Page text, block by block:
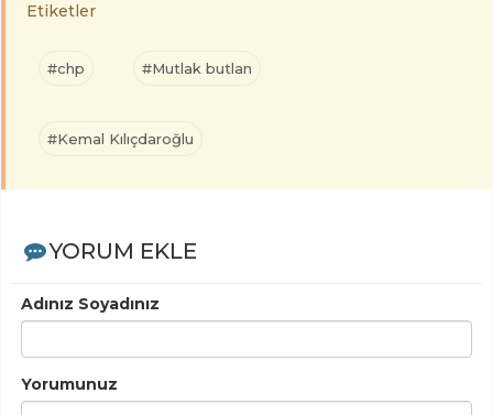
Etiketler
#chp #Mutlak butlan
#Kemal Kılıçdaroğlu
YORUM EKLE
Adınız Soyadınız
Yorumunuz